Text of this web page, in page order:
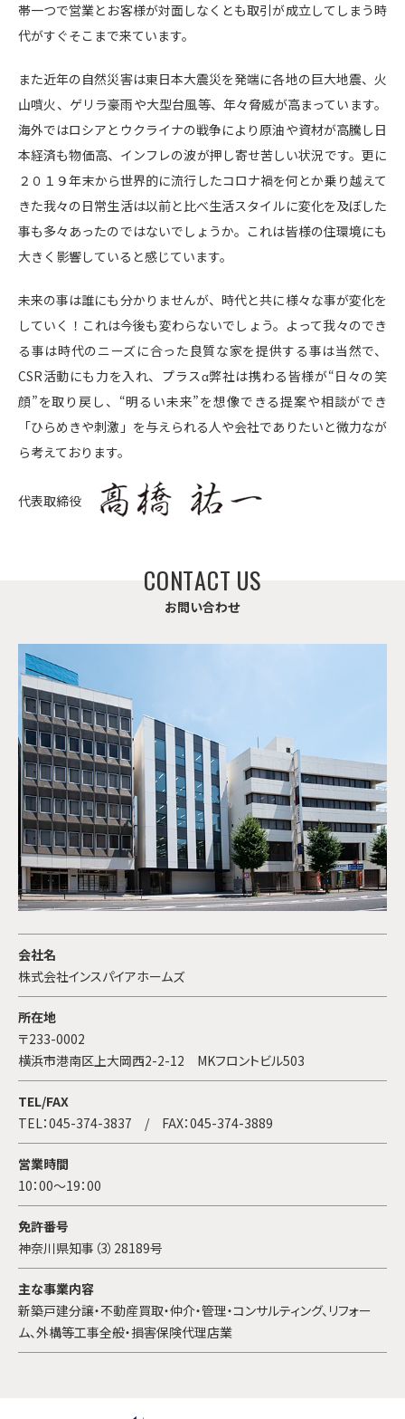
帯一つで営業とお客様が対面しなくとも取引が成立してしまう時
代がすぐそこまで来ています。
また近年の自然災害は東日本大震災を発端に各地の巨大地震、火
山噴火、ゲリラ豪雨や大型台風等、年々脅威が高まっています。
海外ではロシアとウクライナの戦争により原油や資材が高騰し日
本経済も物価高、インフレの波が押し寄せ苦しい状況です。更に
２０１９年末から世界的に流行したコロナ禍を何とか乗り越えて
きた我々の日常生活は以前と比べ生活スタイルに変化を及ぼした
事も多々あったのではないでしょうか。これは皆様の住環境にも
大きく影響していると感じています。
未来の事は誰にも分かりませんが、時代と共に様々な事が変化を
していく！これは今後も変わらないでしょう。よって我々のでき
る事は時代のニーズに合った良質な家を提供する事は当然で、
CSR活動にも力を入れ、プラスα弊社は携わる皆様が“日々の笑
顔”を取り戻し、“明るい未来”を想像できる提案や相談ができ
「ひらめきや刺激」を与えられる人や会社でありたいと微力なが
ら考えております。
代表取締役
CONTACT US
お問い合わせ
会社名
株式会社インスパイアホームズ
所在地
〒233-0002
横浜市港南区上大岡西2-2-12 MKフロントビル503
TEL/FAX
TEL：045-374-3837 / FAX：045-374-3889
営業時間
10：00～19：00
免許番号
神奈川県知事（3）28189号
主な事業内容
新築戸建分譲・不動産買取・仲介・管理・コンサルティング、リフォー
ム、外構等工事全般・損害保険代理店業